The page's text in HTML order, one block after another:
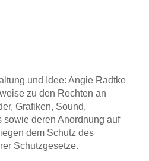
und Idee: Angie Radtke
zu den Rechten an
Grafiken, Sound,
deren Anordnung auf
dem Schutz des
Schutzgesetze.